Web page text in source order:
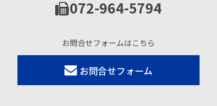
072-964-5794
お問合せフォームはこちら
お問合せフォーム